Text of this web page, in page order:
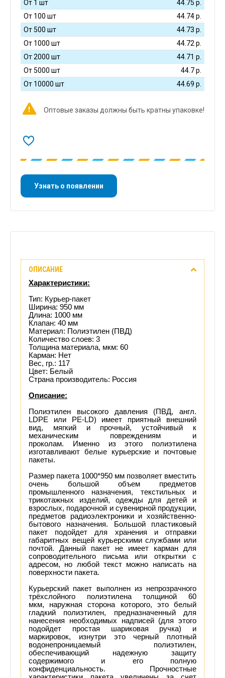
От 1 шт 44.75 р.
От 100 шт
44.74р.
От 500 шт
44.73 р.
От 1000 шт
44.72 р.
От 2000 шт
44.71 р.
От 5000 шт
44.7р.
От 10000 шт
44.69 р.
Оптовые заказы должны быть кратны упаковке!
Узнать о появлении
Отзывы
(0)
Доставка
этого
товара
ОПИСАНИЕ
Характеристики:
Тип: Курьер-пакет
Ширина: 950 мм
Длина: 1000 мм
Клапан: 40 мм
Материал: Полиэтилен (ПВД)
Количество слоев: 3
Толщина материала, мкм: 60
Карман: Нет
Вес, гр.: 117
Цвет: Белый
Страна производитель: Россия
Описание:
Полиэтилен высокого давления (ПВД, англ.
LDPE или PE-LD) имеет приятный внешний
вид, мягкий и прочный, устойчивый к
механическим повреждениям и
проколам. Именно из этого полиэтилена
изготавливают белые курьерские и почтовые
пакеты.
Размер пакета 1000*950 мм позволяет вместить
очень большой объем предметов
промышленного назначения, текстильных и
трикотажных изделий, одежды для детей и
взрослых, подарочной и сувенирной продукции,
предметов радиоэлектроники и хозяйственно-
бытового назначения. Большой пластиковый
пакет подойдет для хранения и отправки
габаритных вещей курьерскими службами или
почтой. Данный пакет не имеет карман для
сопроводительного письма или открытки с
адресом, но любой текст можно написать на
поверхности пакета.
Курьерский пакет выполнен из непрозрачного
трёхслойного полиэтилена толщиной 60
мкм, наружная сторона которого, это белый
гладкий полиэтилен, предназначенный для
нанесения необходимых надписей (для этого
подойдет простая шариковая ручка) и
маркировок, изнутри это черный плотный
водонепроницаемый полиэтилен,
обеспечивающий надежную защиту
содержимого и его полную
конфиденциальность. Прочностные